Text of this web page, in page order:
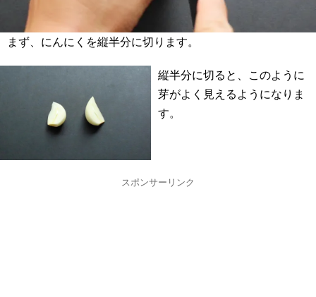
まず、にんにくを縦半分に切ります。
縦半分に切ると、このように
芽がよく見えるようになりま
す。
スポンサーリンク